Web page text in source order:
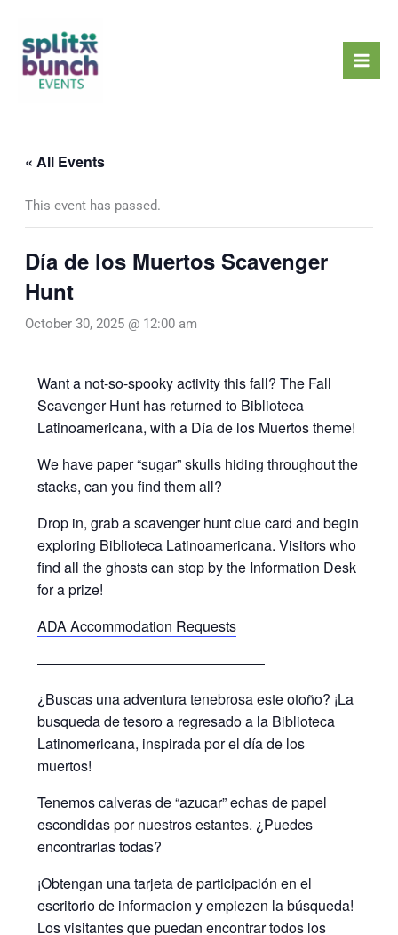
content
« All Events
This event has passed.
Día de los Muertos Scavenger
Hunt
October 30, 2025 @ 12:00 am
Want a not-so-spooky activity this fall? The Fall
Scavenger Hunt has returned to Biblioteca
Latinoamericana, with a Día de los Muertos theme!
We have paper “sugar” skulls hiding throughout the
stacks, can you find them all?
Drop in, grab a scavenger hunt clue card and begin
exploring Biblioteca Latinoamericana. Visitors who
find all the ghosts can stop by the Information Desk
for a prize!
ADA Accommodation Requests
————————————————
¿Buscas una adventura tenebrosa este otoño? ¡La
busqueda de tesoro a regresado a la Biblioteca
Latinomericana, inspirada por el día de los
muertos!
Tenemos calveras de “azucar” echas de papel
escondidas por nuestros estantes. ¿Puedes
encontrarlas todas?
¡Obtengan una tarjeta de participación en el
escritorio de informacion y empiezen la búsqueda!
Los visitantes que puedan encontrar todos los